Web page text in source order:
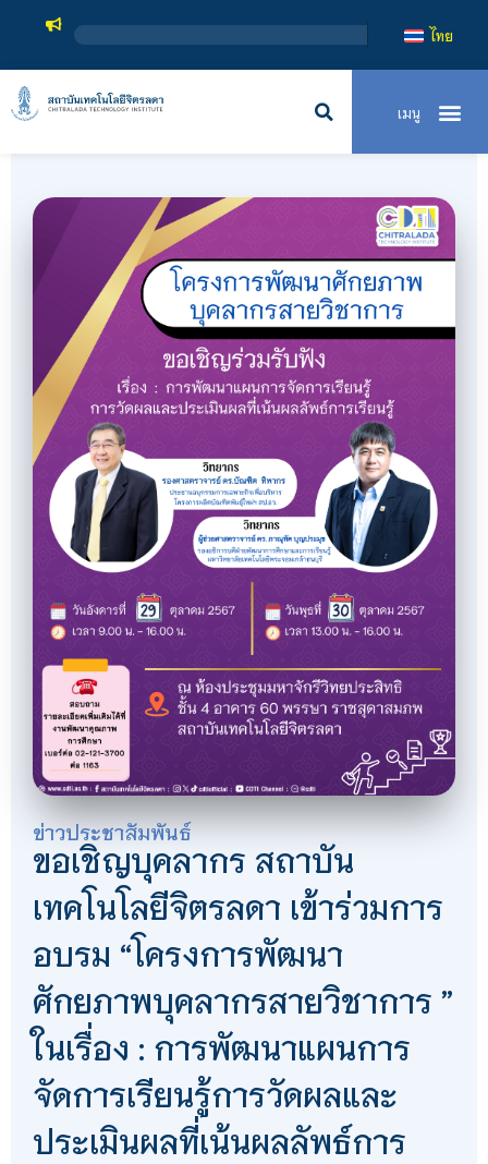
สถาบันเทคโนโลยีจิต
ไทย
ข่าวประชาสัมพันธ์
ขอเชิญบุคลากร สถาบัน
เทคโนโลยีจิตรลดา เข้าร่วมการ
อบรม “โครงการพัฒนา
ศักยภาพบุคลากรสายวิชาการ ”
ในเรื่อง : การพัฒนาแผนการ
จัดการเรียนรู้การวัดผลและ
ประเมินผลที่เน้นผลลัพธ์การ